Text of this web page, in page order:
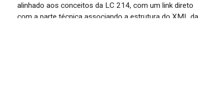
alinhado aos conceitos da LC 214, com um link direto
com a parte técnica associando a estrutura do XML da